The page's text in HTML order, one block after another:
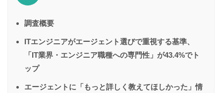
調査概要
ITエンジニアがエージェント選びで重視する基準、
「IT業界・エンジニア職種への専門性」が43.4%でト
ップ
エージェントに「もっと詳しく教えてほしかった」情